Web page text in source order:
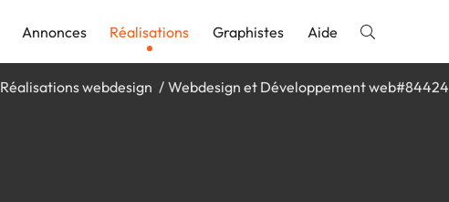
Annonces Réalisations Graphistes Aide
Réalisations webdesign Webdesign et Développement web#84424